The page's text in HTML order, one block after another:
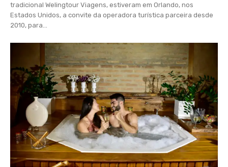
tradicional Welingtour Viagens, estiveram em Orlando, nos
Estados Unidos, a convite da operadora turística parceira desde
2010, para...